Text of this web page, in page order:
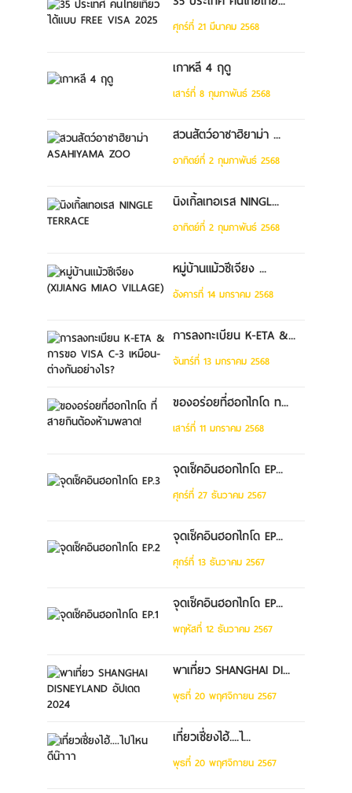
ศุกร์ที่ 21 มีนาคม 2568
เกาหลี 4 ฤดู
เสาร์ที่ 8 กุมภาพันธ์ 2568
สวนสัตว์อาซาฮิยาม่า ...
อาทิตย์ที่ 2 กุมภาพันธ์ 2568
นิงเกิ้ลเทอเรส NINGL...
อาทิตย์ที่ 2 กุมภาพันธ์ 2568
หมู่บ้านแม้วซีเจียง ...
อังคารที่ 14 มกราคม 2568
การลงทะเบียน K-ETA &...
จันทร์ที่ 13 มกราคม 2568
ของอร่อยที่ฮอกไกโด ท...
เสาร์ที่ 11 มกราคม 2568
จุดเช็คอินฮอกไกโด EP...
ศุกร์ที่ 27 ธันวาคม 2567
จุดเช็คอินฮอกไกโด EP...
ศุกร์ที่ 13 ธันวาคม 2567
จุดเช็คอินฮอกไกโด EP...
พฤหัสที่ 12 ธันวาคม 2567
พาเที่ยว SHANGHAI DI...
พุธที่ 20 พฤศจิกายน 2567
เที่ยวเซี่ยงไฮ้....ไ...
พุธที่ 20 พฤศจิกายน 2567